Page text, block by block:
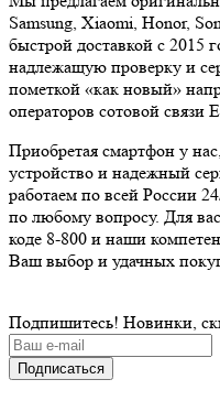
Samsung, Xiaomi, Honor,
быстрой доставкой c 2015
надлежащую проверку и
пометкой «как новый»
операторов сотовой
Приобретая смартфон у
устройство и надежный
работаем по всей России
по любому вопросу. Для
коде 8-800 и наши
Ваш выбор и удачных
Подпишитесь! Новинки,